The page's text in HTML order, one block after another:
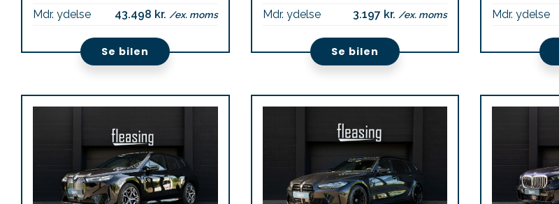
Mdr. ydelse 43.498 kr. /ex. moms
Se bilen
Mdr. ydelse 3.197 kr. /ex. moms
Se bilen
Mdr. ydelse